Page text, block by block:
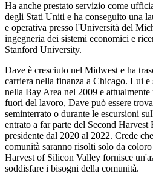
Ha anche prestato servizio come
degli Stati Uniti e ha conseguito una
e operativa presso l'Università del
ingegneria dei sistemi economici e
Stanford University.
Dave è cresciuto nel Midwest e ha
carriera nella finanza a Chicago. Lui e
nella Bay Area nel 2009 e
fuori del lavoro, Dave può essere
seminterrato o durante le escursioni
entrato a far parte del Second Harvest
presidente dal 2020 al 2022. Crede
comunità saranno risolti solo da
Harvest of Silicon Valley fornisce
soddisfare i bisogni della comunità.